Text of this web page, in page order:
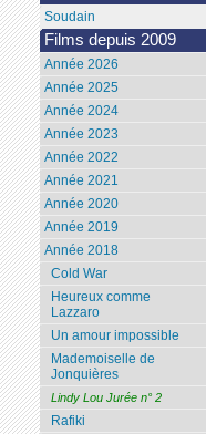
Soudain
Films depuis 2009
Année 2026
Année 2025
Année 2024
Année 2023
Année 2022
Année 2021
Année 2020
Année 2019
Année 2018
Cold War
Heureux comme
Lazzaro
Un amour impossible
Mademoiselle de
Jonquières
Lindy Lou Jurée n° 2
Rafiki